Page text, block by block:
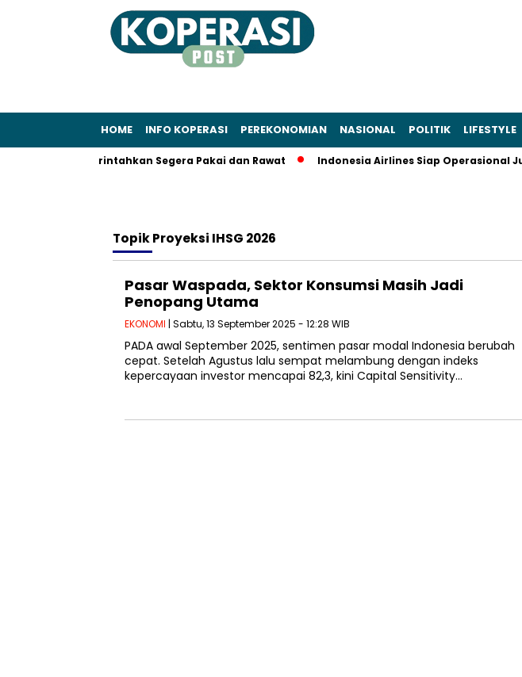
HOME INFO KOPERASI PEREKONOMIAN NASIONAL POLITIK LIFESTYLE
Perintahkan Segera Pakai dan Rawat Indonesia Airlines Siap Operasional Juli
TopikProyeksi IHSG 2026
Pasar Waspada, Sektor Konsumsi Masih Jadi
Penopang Utama
EKONOMI | Sabtu, 13 September 2025 - 12:28 WIB
PADA awal September 2025, sentimen pasar modal Indonesia berubah
cepat. Setelah Agustus lalu sempat melambung dengan indeks
kepercayaan investor mencapai 82,3, kini Capital Sensitivity…